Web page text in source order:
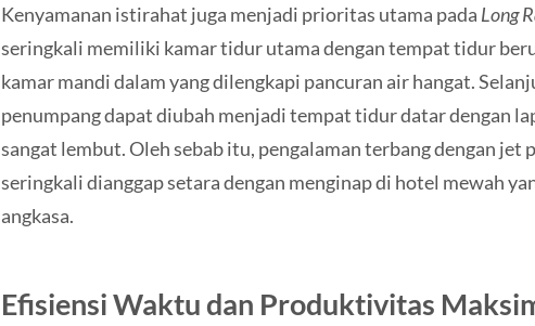
Kenyamanan istirahat juga menjadi prioritas utama pada Long
seringkali memiliki kamar tidur utama dengan tempat tidur
kamar mandi dalam yang dilengkapi pancuran air hangat.
penumpang dapat diubah menjadi tempat tidur datar dengan
sangat lembut. Oleh sebab itu, pengalaman terbang dengan jet
seringkali dianggap setara dengan menginap di hotel mewah
angkasa.
Efisiensi Waktu dan Produktivitas